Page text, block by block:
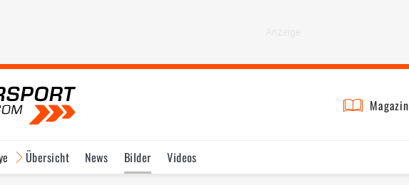
Magazin
Übersicht News Bilder Videos